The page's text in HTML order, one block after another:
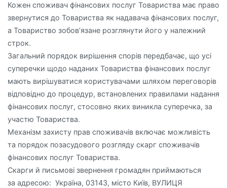
Кожен споживач фінансових послуг Товариства має право
звернутися до Товариства як надавача фінансових послуг,
а Товариство зобов’язане розглянути його у належний
строк.
Загальний порядок вирішення спорів передбачає, що усі
суперечки щодо наданих Товариства фінансових послуг
мають вирішуватися користувачами шляхом переговорів
відповідно до процедур, встановлених правилами надання
фінансових послуг, стосовно яких виникла суперечка, за
участю Товариства.
Механізм захисту прав споживачів включає можливість
та порядок позасудового розгляду скарг споживачів
фінансових послуг Товариства.
Скарги й письмові звернення громадян приймаються
за адресою: Україна, 03143, місто Київ, ВУЛИЦЯ